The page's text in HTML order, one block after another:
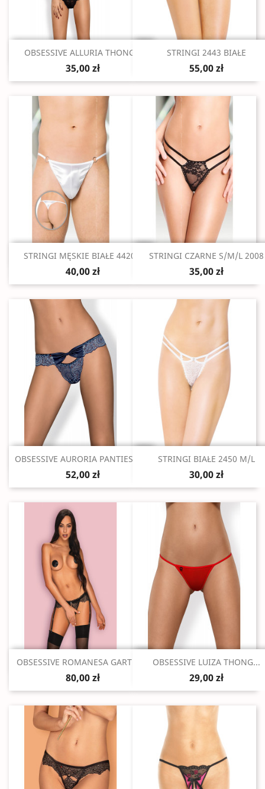
Szybki podgląd
OBSESSIVE ALLURIA THONG...
35,00 zł
Szybki podgląd
STRINGI 2443 BIAŁE
55,00 zł
Szybki podgląd
STRINGI MĘSKIE BIAŁE 4420...
40,00 zł
Szybki podgląd
STRINGI CZARNE S/M/L 2008
35,00 zł
Szybki podgląd
OBSESSIVE AURORIA PANTIES S/M
52,00 zł
Szybki podgląd
STRINGI BIAŁE 2450 M/L
30,00 zł
Szybki podgląd
OBSESSIVE ROMANESA GARTER...
80,00 zł
Szybki podgląd
OBSESSIVE LUIZA THONG...
29,00 zł